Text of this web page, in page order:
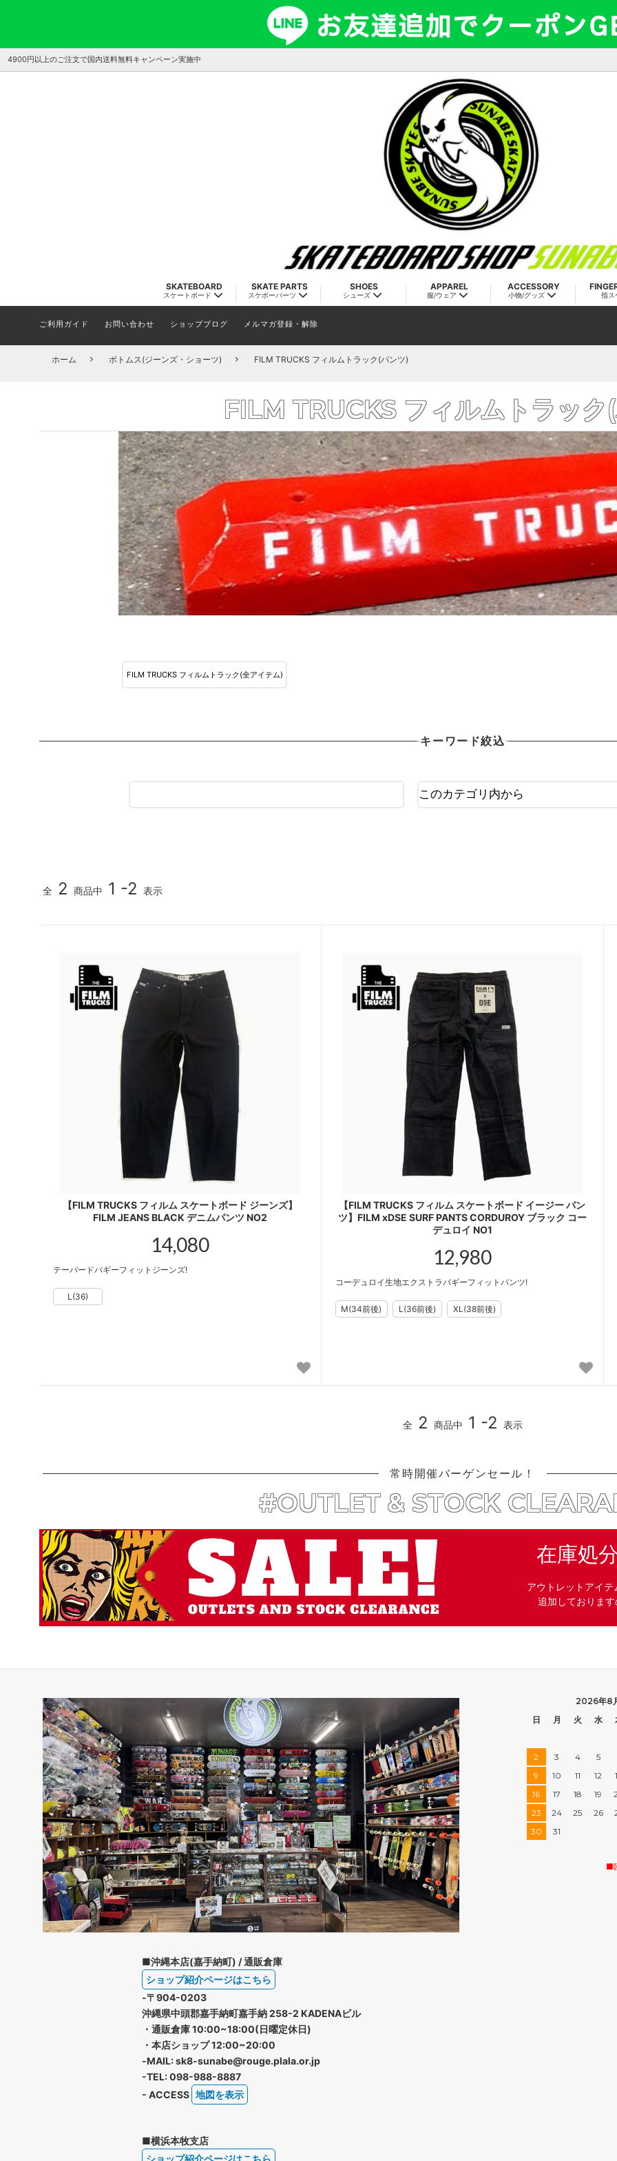
4900円以上のご注文で国内送料無料キャンペーン実施中
SKATEBOARD
スケートボード
COMPLETE SKATEBOARD
KIDS COMPLETE
DECK
デッキ ブランド別一覧
BLANK
格安無地デッキ
KIDS DECK
キッズサイズ デッキ
SKATE PARTS
スケボーパーツ
TRUCK
WHEELS
ハードウェア(ボルト)
GRIP TAPE
デッキテープ
BUSHINGS
ブッシュ/クッシュゴム
RISER PAD
ライザーパッド
SKATEBOARD WAX
カーブ ワックス
BOARD ACCESSORIES
デッキ アクセサリー
SPARE & OTHER
スペア その他
プロテクター
SHOES
シューズ
APPAREL
服/ウェア
T-SHIRTS
L/S TEE
アウター/ジャケット
BOTTOMS
ボトム/パンツ
CAP & HATS
キャップ/帽子
BEANIES
ニットキャップ/ビーニー
BAG & BACKPACK
バッグ/バックパック
KIDS ITEM
キッズアイテム一覧
レディースアイテム一覧
ACCESSORY
小物/グッズ
BANNER FLAG
バナー/フラッグ
AIR FRESHENER
芳香剤
MASK
マスク
BELT
ベルト
WALET
SOCKS
ソックス/靴下
GLOVE
手袋
WATCH
時計
UNDERWEAR
アンダーウェア/下着
指ス
FLICK TRIX
フィンガーバイク
FILA フィラ(全アイテム) APRIL エイプリル（全アイテム） LAST RESORT ラストリゾート(全
DICKIES ディッキーズ(全アイテム)
TROPIC BEST INCENSE トロピック ベスト(全アイ
テム)
DOOM SAYERS ドゥームセイヤーズ(
何を買えばいい？子ども用スケボーの選び方とおす
すめセット
おすすめデッキ診断
ご利用ガイド お問い合わせ ショップブログ メルマガ登録・解除
ホーム ボトムス(ジーンズ・ショーツ) FILM TRUCKS フィルムトラック(パンツ)
FILM TRUCKS フィルムトラック
FILM TRUCKS フィルムトラック(全アイテム)
キーワード絞込
全 2 商品中 1 -2 表示
【FILM TRUCKS フィルム スケートボード ジーンズ】
FILM JEANS BLACK デニムパンツ NO2
14,080
テーパードバギーフィットジーンズ!
【FILM TRUCKS フィルム スケートボード イージー パン
ツ】FILM xDSE SURF PANTS CORDUROY ブラック コー
デュロイ NO1
12,980
コーデュロイ生地エクストラバギーフィットパンツ!
全 2 商品中 1 -2 表示
常時開催バーゲンセール！
#OUTLET & STOCK
在庫処
アウトレットアイ
追加しておりま
■沖縄本店(嘉手納町) / 通販倉庫
ショップ紹介ページはこちら
-〒904-0203
沖縄県中頭郡嘉手納町嘉手納 258-2 KADENAビル
・通販倉庫 10:00~18:00(日曜定休日)
・本店ショップ 12:00~20:00
-MAIL: sk8-sunabe@rouge.plala.or.jp
-TEL: 098-988-8887
- ACCESS 地図を表示
■横浜本牧支店
2026年8
日
月 火 水
2 3 4 5
9
10 11 12
16
17 18 19
23
24 25 26
30
31
■